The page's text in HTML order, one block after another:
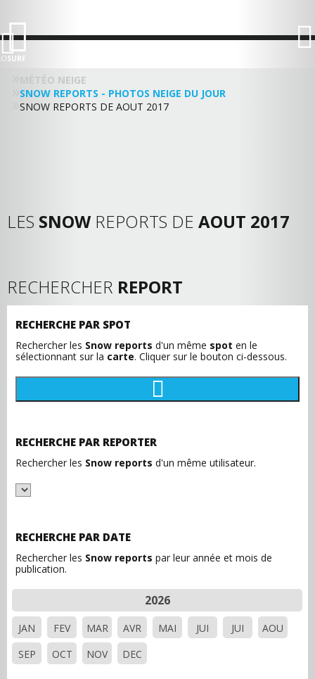
SURF
MÉTÉO NEIGE
SNOW REPORTS - PHOTOS NEIGE DU JOUR
SNOW REPORTS DE AOUT 2017
LES SNOW REPORTS DE AOUT 2017
RECHERCHER REPORT
RECHERCHE PAR SPOT
Rechercher les Snow reports d'un même spot en le
sélectionnant sur la carte. Cliquer sur le bouton ci-dessous.
RECHERCHE PAR REPORTER
Rechercher les Snow reports d'un même utilisateur.
RECHERCHE PAR DATE
Rechercher les Snow reports par leur année et mois de
publication.
2026
JAN FEV MAR AVR MAI JUI JUI
AOU
SEP
OCT NOV DEC